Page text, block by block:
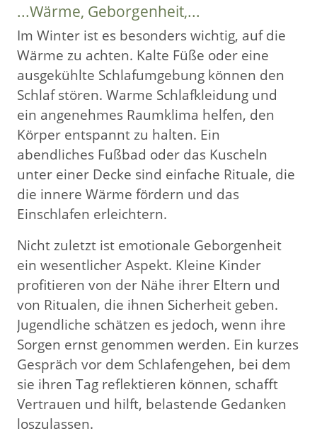
...Wärme, Geborgenheit,...
Im Winter ist es besonders wichtig, auf die
Wärme zu achten. Kalte Füße oder eine
ausgekühlte Schlafumgebung können den
Schlaf stören. Warme Schlafkleidung und
ein angenehmes Raumklima helfen, den
Körper entspannt zu halten. Ein
abendliches Fußbad oder das Kuscheln
unter einer Decke sind einfache Rituale, die
die innere Wärme fördern und das
Einschlafen erleichtern.
Nicht zuletzt ist emotionale Geborgenheit
ein wesentlicher Aspekt. Kleine Kinder
profitieren von der Nähe ihrer Eltern und
von Ritualen, die ihnen Sicherheit geben.
Jugendliche schätzen es jedoch, wenn ihre
Sorgen ernst genommen werden. Ein kurzes
Gespräch vor dem Schlafengehen, bei dem
sie ihren Tag reflektieren können, schafft
Vertrauen und hilft, belastende Gedanken
loszulassen.